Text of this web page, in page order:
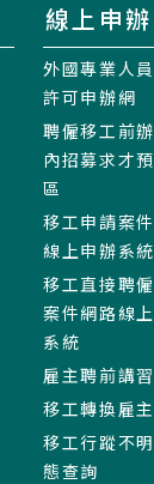
線上申辦
外國專業人
許可申辦網
聘僱移工前
內招募求才
區
移工申請案
線上申辦系統
移工直接聘
案件網路線
系統
雇主聘前講
移工轉換雇
移工行蹤不
態查詢